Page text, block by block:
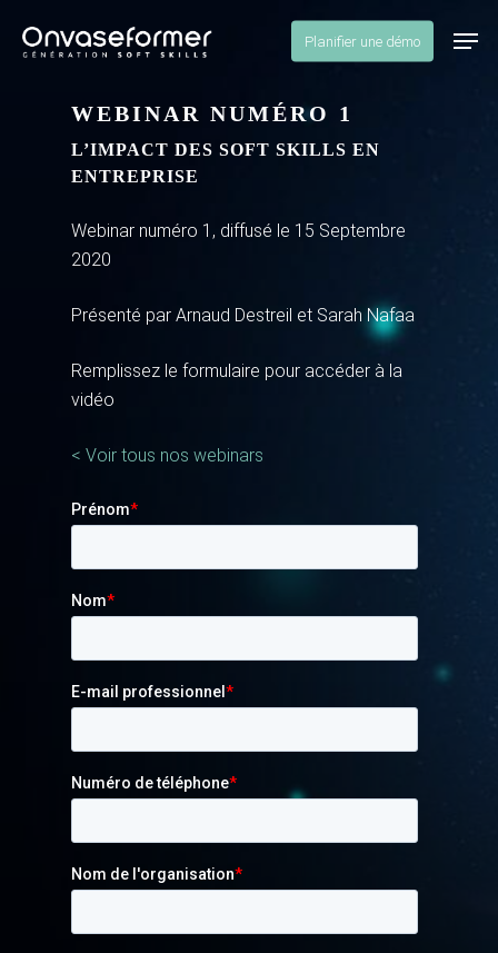
Planifier une démo
WEBINAR NUMÉRO 1
L’IMPACT DES SOFT SKILLS EN
ENTREPRISE
Webinar numéro 1, diffusé le 15 Septembre
2020
Présenté par Arnaud Destreil et Sarah Nafaa
Remplissez le formulaire pour accéder à la
vidéo
< Voir tous nos webinars